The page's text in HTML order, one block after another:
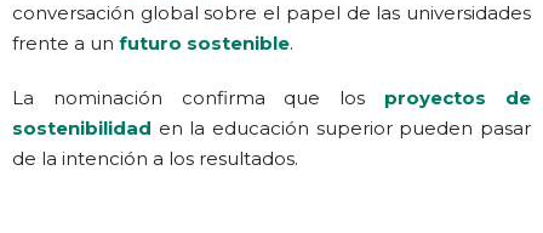
conversación global sobre el papel de las universidades
frente a un futuro sostenible.
La nominación confirma que los proyectos de
sostenibilidad en la educación superior pueden pasar
de la intención a los resultados.